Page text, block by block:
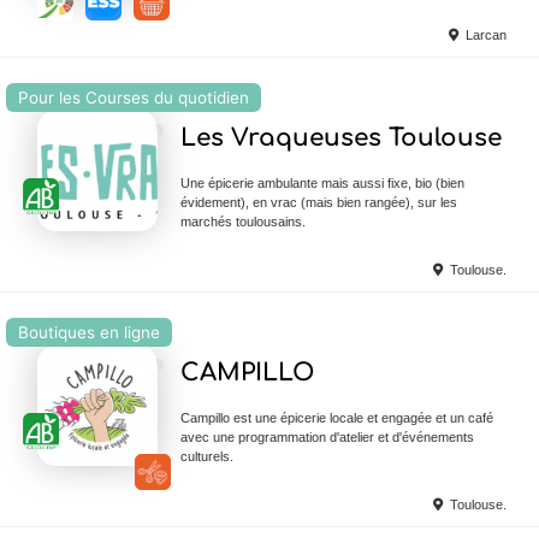
Larcan
Pour les Courses du quotidien
Les Vraqueuses Toulouse
Une épicerie ambulante mais aussi fixe, bio (bien
évidement), en vrac (mais bien rangée), sur les
marchés toulousains.
Toulouse.
Boutiques en ligne
CAMPILLO
Campillo est une épicerie locale et engagée et un café
avec une programmation d'atelier et d'événements
culturels.
Toulouse.